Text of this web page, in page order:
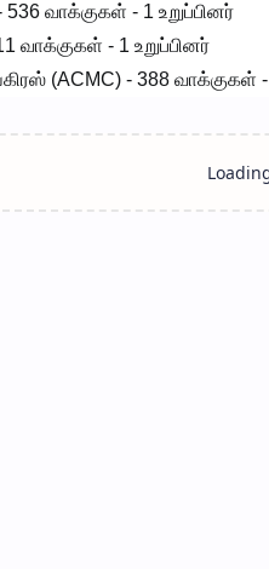
வாக்குகள் - 1 உறுப்பினர்
வாக்குகள் - 1 உறுப்பினர்
(ACMC) - 388 வாக்குகள் -